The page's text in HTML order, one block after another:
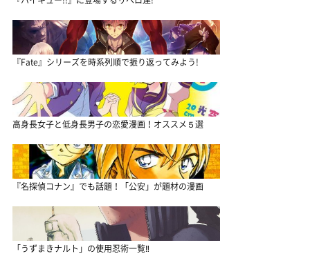
『Fate』シリーズを時系列順で振り返ってみよう!
高身長女子と低身長男子の恋愛漫画！オススメ５選
『名探偵コナン』でも話題！「公安」が題材の漫画
「うずまきナルト」の使用忍術一覧‼